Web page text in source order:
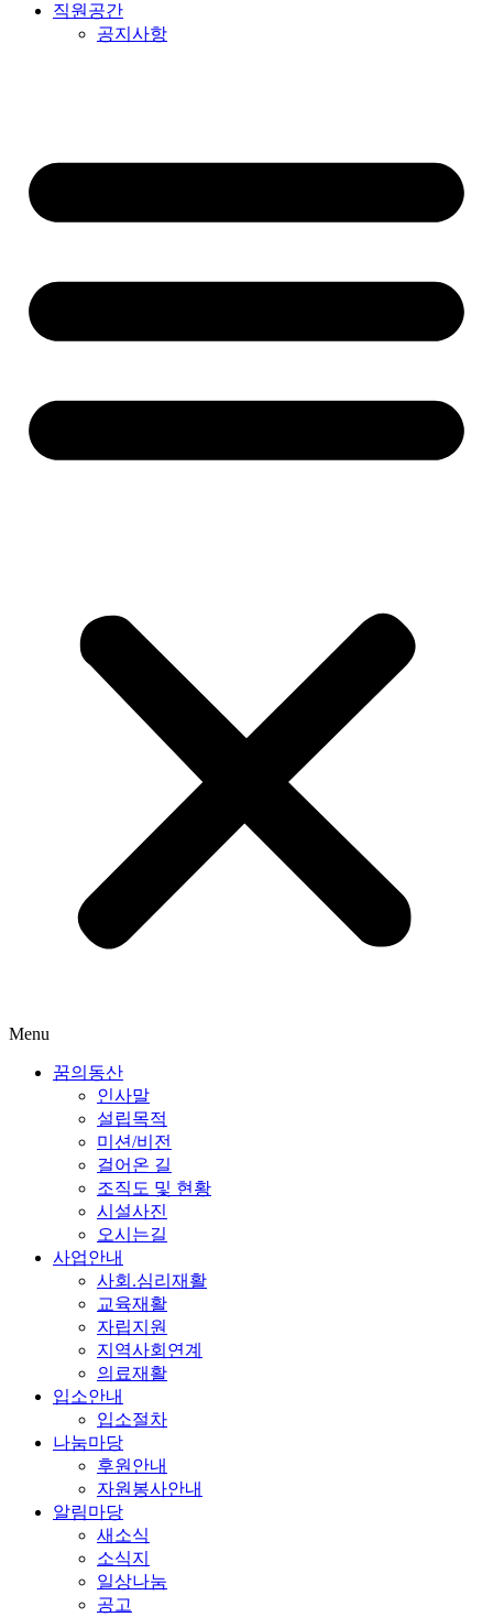
직원공간
공지사항
Menu
꿈의동산
인사말
설립목적
미션/비전
걸어온 길
조직도 및 현황
시설사진
오시는길
사업안내
사회.심리재활
교육재활
자립지원
지역사회연계
의료재활
입소안내
입소절차
나눔마당
후원안내
자원봉사안내
알림마당
새소식
소식지
일상나눔
공고